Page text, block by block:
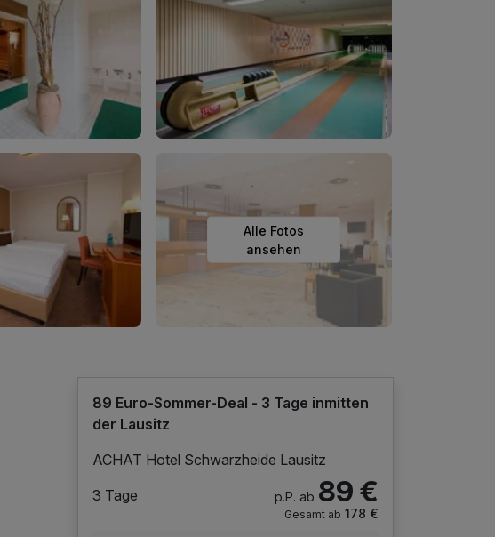
Alle Fotos
ansehen
89 Euro-Sommer-Deal - 3 Tage inmitten
der Lausitz
ACHAT Hotel Schwarzheide Lausitz
3 Tage
p.P. ab 89 €
Gesamt ab 178 €